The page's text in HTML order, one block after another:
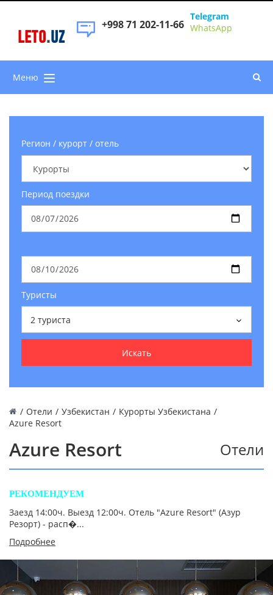
LETO.UZ
+998 71 202-11-66
Telegram
WhatsApp
Меню
Регион / курорт / отель
Период поездки
Туристы
2 туриста
Искать
/ Отели / Узбекистан / Курорты Узбекистана /
Azure Resort
Azure Resort Отели
РЕКОМЕНДУЕМ
Заезд 14:00ч. Выезд 12:00ч. Отель "Azure Resort" (Азур
Резорт) - расп�...
Подробнее